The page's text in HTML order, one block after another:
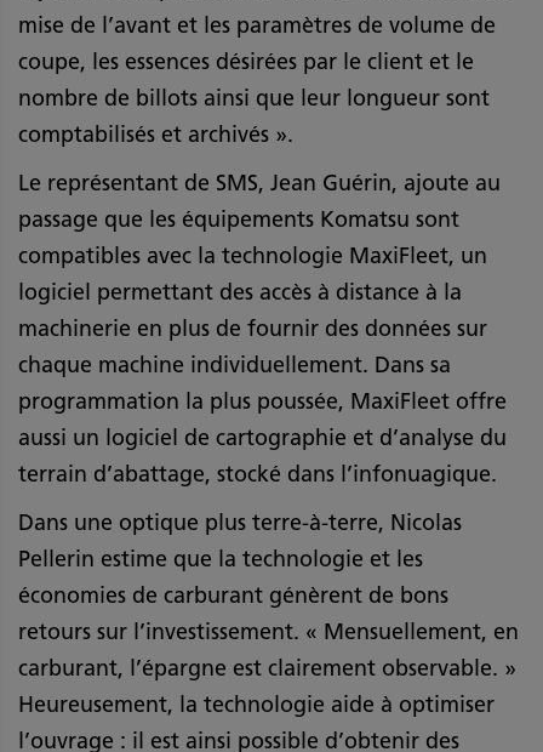
mise de l’avant et les paramètres de volume de
coupe, les essences désirées par le client et le
nombre de billots ainsi que leur longueur sont
comptabilisés et archivés ».
Le représentant de SMS, Jean Guérin, ajoute au
passage que les équipements Komatsu sont
compatibles avec la technologie MaxiFleet, un
logiciel permettant des accès à distance à la
machinerie en plus de fournir des données sur
chaque machine individuellement. Dans sa
programmation la plus poussée, MaxiFleet offre
aussi un logiciel de cartographie et d’analyse du
terrain d’abattage, stocké dans l’infonuagique.
Dans une optique plus terre-à-terre, Nicolas
Pellerin estime que la technologie et les
économies de carburant génèrent de bons
retours sur l’investissement. « Mensuellement, en
carburant, l’épargne est clairement observable. »
Heureusement, la technologie aide à optimiser
l’ouvrage : il est ainsi possible d’obtenir des